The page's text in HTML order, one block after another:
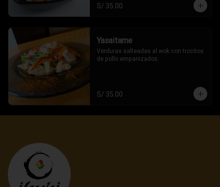
S/ 35.00
Yasaitame
Verduras salteadas al wok con trocitos
de pollo empanizados.
S/ 35.00